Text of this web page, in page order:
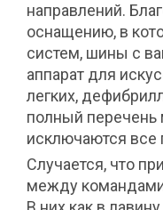
направлений.
оснащению, в
систем, шины с
аппарат для
легких,
полный перечень
исключаются все
Случается, что
между